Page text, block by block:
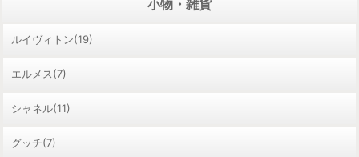
小物・雑貨
ルイヴィトン(19)
エルメス(7)
シャネル(11)
グッチ(7)